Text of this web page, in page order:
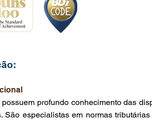
:
profundo conhecimento das
São especialistas em normas